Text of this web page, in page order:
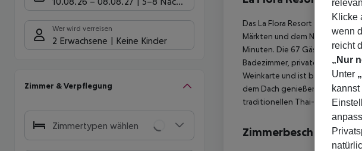
Wer wird verreisen
2 Erwachsene Keine Kinder
Zimmer & Verpflegung
Zimmertypen wählen
Das La Flora Resort ist ein
Märkten und dem Nachtleben
Minuten. Die 67 Gästezimmer,
Badezimmer, private Balkone
Weinkarte und ist bekannt für
dem Dach genießen. Zu den
traditionellen Thai-Massagen,
Zimmerbeschreibung
Klicke
wenn
reicht
„Nur
Unter